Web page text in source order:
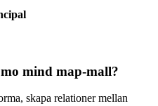
mind map-mall?
skapa relationer mellan